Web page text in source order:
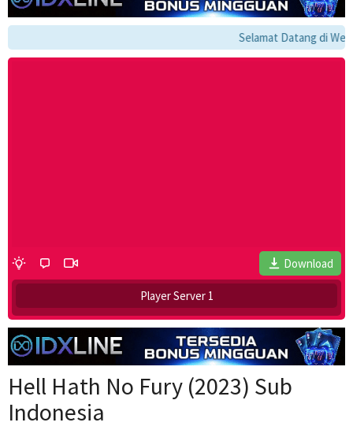
Selamat Datang di
Download
Player Server 1
Hell Hath No Fury (2023) Sub
Indonesia